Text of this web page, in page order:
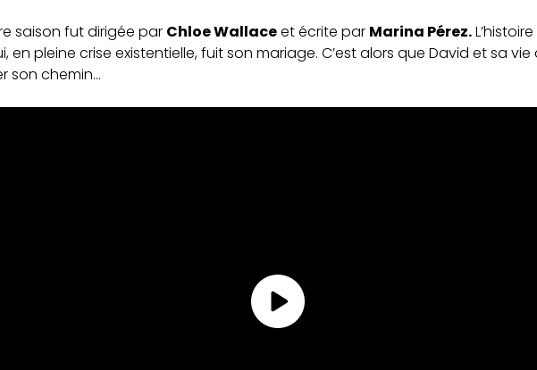
saison fut dirigée par Chloe Wallaceet écrite par Marina Pérez.
en pleine crise existentielle, fuit son mariage. C’est alors que David et sa
son chemin…